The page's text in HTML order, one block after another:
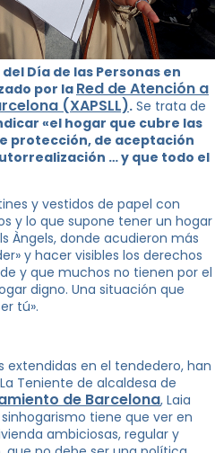
Día de las Personas en
por la Red de Atención a
(XAPSLL). Se trata de
«el hogar que cubre las
protección, de aceptación
… y que todo el
y vestidos de papel con
y lo que supone tener un hogar
Àngels, donde acudieron más
y hacer visibles los derechos
y que muchos no tienen por el
digno. Una situación que
tú».
extendidas en el tendedero, han
Teniente de alcaldesa de
de Barcelona, ​​Laia
tiene que ver en
ambiciosas, regular y